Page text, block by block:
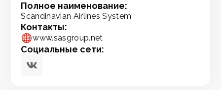
Полное наименование:
Scandinavian Airlines System
Контакты:
www.sasgroup.net
Социальные сети: